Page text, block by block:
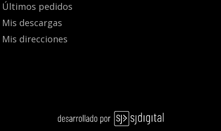
Últimos pedidos
Mis descargas
Mis direcciones